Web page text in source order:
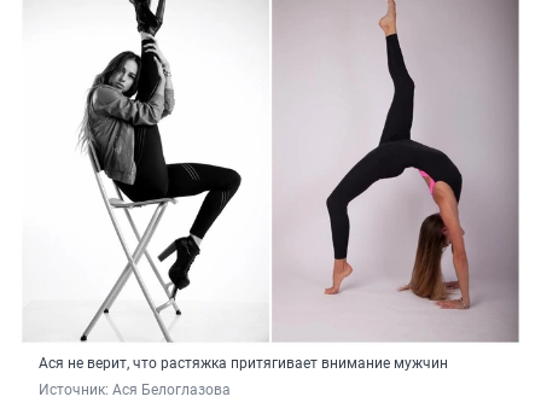
Ася не верит, что растяжка притягивает внимание мужчин
Источник: Ася Белоглазова